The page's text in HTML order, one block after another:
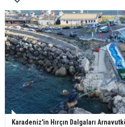
Karadeniz'in Hırçın Dalgaları